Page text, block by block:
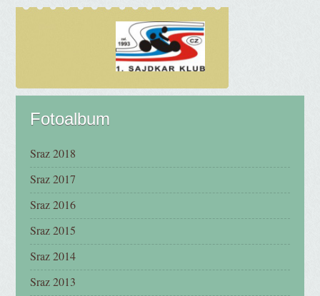
Fotoalbum
Sraz 2018
Sraz 2017
Sraz 2016
Sraz 2015
Sraz 2014
Sraz 2013